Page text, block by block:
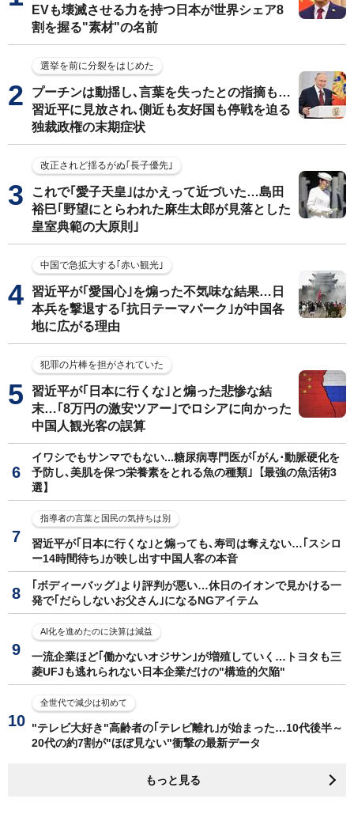
EVも壊滅させる力を持つ日本が世界シェア8
割を握る"素材"の名前
選挙を前に分裂をはじめた
プーチンは動揺し､言葉を失ったとの指摘も…
習近平に見放され､側近も友好国も停戦を迫る
独裁政権の末期症状
改正されど揺るがぬ｢長子優先｣
これで｢愛子天皇｣はかえって近づいた…島田
裕巳｢野望にとらわれた麻生太郎が見落とした
皇室典範の大原則｣
中国で急拡大する｢赤い観光｣
習近平が｢愛国心｣を煽った不気味な結果…日
本兵を撃退する｢抗日テーマパーク｣が中国各
地に広がる理由
犯罪の片棒を担がされていた
習近平が｢日本に行くな｣と煽った悲惨な結
末…｢8万円の激安ツアー｣でロシアに向かった
中国人観光客の誤算
イワシでもサンマでもない...糖尿病専門医が｢がん･動脈硬化を
予防し､美肌を保つ栄養素をとれる魚の種類｣【最強の魚活術3
選】
指導者の言葉と国民の気持ちは別
習近平が｢日本に行くな｣と煽っても､寿司は奪えない…｢スシロ
ー14時間待ち｣が映し出す中国人客の本音
｢ボディーバッグ｣より評判が悪い…休日のイオンで見かける一
発で｢だらしないお父さん｣になるNGアイテム
AI化を進めたのに決算は減益
一流企業ほど｢働かないオジサン｣が増殖していく…トヨタも三
菱UFJも逃れられない日本企業だけの"構造的欠陥"
全世代で減少は初めて
"テレビ大好き"高齢者の｢テレビ離れ｣が始まった…10代後半～
20代の約7割が"ほぼ見ない"衝撃の最新データ
もっと見る